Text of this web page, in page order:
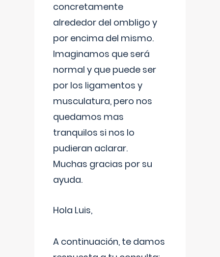
concretamente
alrededor del ombligo y
por encima del mismo.
Imaginamos que será
normal y que puede ser
por los ligamentos y
musculatura, pero nos
quedamos mas
tranquilos si nos lo
pudieran aclarar.
Muchas gracias por su
ayuda.
Hola Luis,
A continuación, te damos